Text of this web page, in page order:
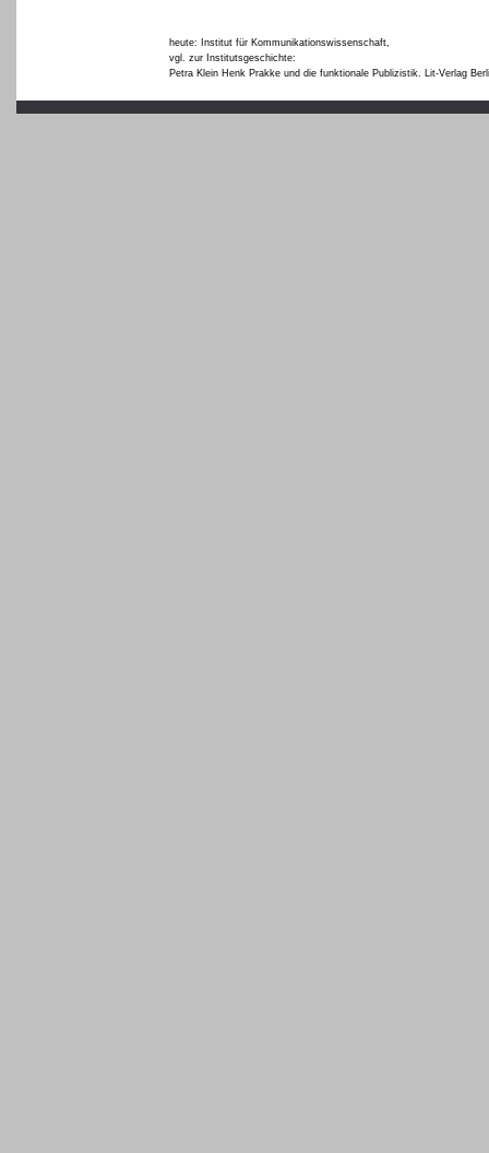
heute: Institut für Kommunikationswissenschaft,
vgl. zur Institutsgeschichte:
Petra Klein Henk Prakke und die funktionale Publizistik. Lit-Verlag